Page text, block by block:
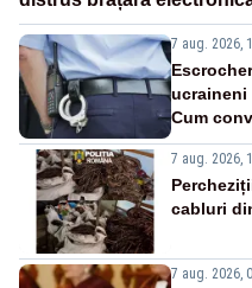
7 aug. 2026,
ucraineni
Cum
7 aug. 2026,
cabluri
7 aug. 2026,